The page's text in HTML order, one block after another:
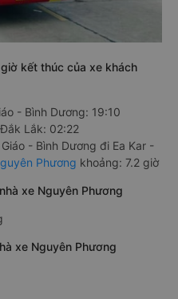
kết thúc của xe khách
- Bình Dương: 19:10
Lắk: 02:22
- Bình Dương đi Ea Kar -
Phương khoảng: 7.2 giờ
xe Nguyên Phương
xe Nguyên Phương